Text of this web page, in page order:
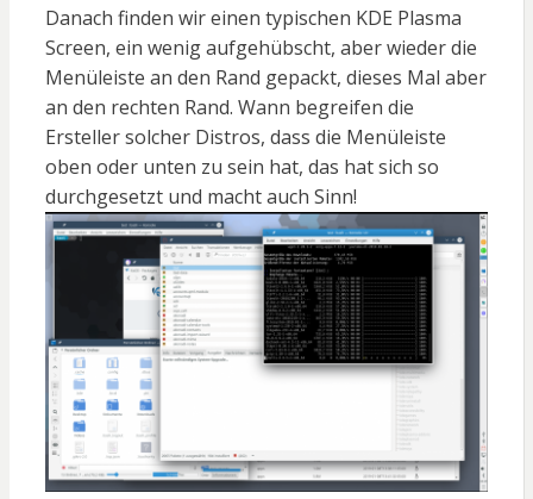
Danach finden wir einen typischen KDE Plasma
Screen, ein wenig aufgehübscht, aber wieder die
Menüleiste an den Rand gepackt, dieses Mal aber
an den rechten Rand. Wann begreifen die
Ersteller solcher Distros, dass die Menüleiste
oben oder unten zu sein hat, das hat sich so
durchgesetzt und macht auch Sinn!